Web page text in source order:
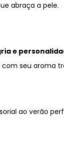
abraça a pele.
e
seu aroma
ao verão